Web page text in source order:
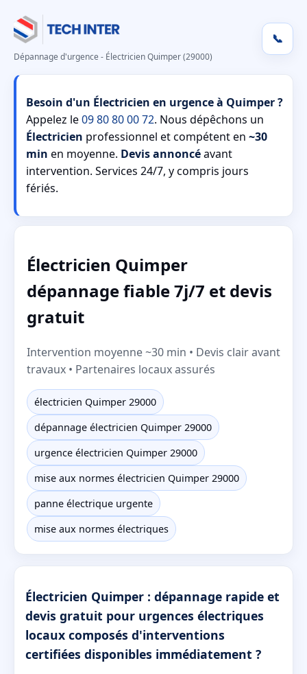
Dépannage d'urgence - Électricien Quimper (29000)
📞
Besoin d'un Électricien en urgence à Quimper ?
Appelez le09 80 80 00 72. Nous dépêchons un
Électricien professionnel et compétent en ~30
min en moyenne. Devis annoncéavant
intervention. Services 24/7, y compris jours
fériés.
Électricien Quimper
dépannage fiable 7j/7 et devis
gratuit
Intervention moyenne ~30 min • Devis clair avant
travaux • Partenaires locaux assurés
électricien Quimper 29000
dépannage électricien Quimper 29000
urgence électricien Quimper 29000
mise aux normes électricien Quimper 29000
panne électrique urgente
mise aux normes électriques
Électricien Quimper : dépannage rapide et
devis gratuit pour urgences électriques
locaux composés d'interventions
certifiées disponibles immédiatement ?